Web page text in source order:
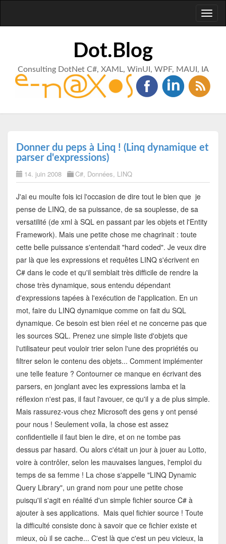
Dot.Blog
Consulting DotNet C#, XAML, WinUI, WPF, MAUI, IA
Donner du peps à Linq ! (Linq dynamique et
parser d'expressions)
14. juin 2008 C#, Données, LINQ
J'ai eu moulte fois ici l'occasion de dire tout le bien que je
pense de LINQ, de sa puissance, de sa souplesse, de sa
versatilité (de xml à SQL en passant par les objets et l'Entity
Framework). Mais une petite chose me chagrinait : toute
cette belle puissance s'entendait "hard coded". Je veux dire
par là que les expressions et requêtes LINQ s'écrivent en
C# dans le code et qu'il semblait très difficile de rendre la
chose très dynamique, sous entendu dépendant
d'expressions tapées à l'exécution de l'application. En un
mot, faire du LINQ dynamique comme on fait du SQL
dynamique. Ce besoin est bien réel et ne concerne pas que
les sources SQL. Prenez une simple liste d'objets que
l'utilisateur peut vouloir trier selon l'une des propriétés ou
filtrer selon le contenu des objets... Comment implémenter
une telle feature ? Contourner ce manque en écrivant des
parsers, en jonglant avec les expressions lamba et la
réflexion n'est pas, il faut l'avouer, ce qu'il y a de plus simple.
Mais rassurez-vous chez Microsoft des gens y ont pensé
pour nous ! Seulement voila, la chose est assez
confidentielle il faut bien le dire, et on ne tombe pas
dessus par hasard. Ou alors c'était un jour à jouer au Lotto,
voire à contrôler, selon les mauvaises langues, l'emploi du
temps de sa femme ! La chose s'appelle "LINQ Dynamic
Query Library", un grand nom pour une petite chose
puisqu'il s'agit en réalité d'un simple fichier source C# à
ajouter à ses applications. Mais quel fichier source ! Toute
la difficulté consiste donc à savoir que ce fichier existe et
mieux, où il se cache... C'est là que c'est un peu vicieux, la